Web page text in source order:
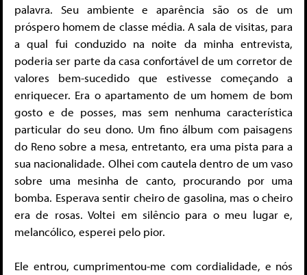
palavra. Seu ambiente e aparência são os de um
próspero homem de classe média. A sala de visitas, para
a qual fui conduzido na noite da minha entrevista,
poderia ser parte da casa confortável de um corretor de
valores bem-sucedido que estivesse começando a
enriquecer. Era o apartamento de um homem de bom
gosto e de posses, mas sem nenhuma característica
particular do seu dono. Um fino álbum com paisagens
do Reno sobre a mesa, entretanto, era uma pista para a
sua nacionalidade. Olhei com cautela dentro de um vaso
sobre uma mesinha de canto, procuran­do por uma
bomba. Esperava sentir cheiro de gasolina, mas o cheiro
era de rosas. Voltei em silêncio para o meu lugar e,
melancólico, esperei pelo pior.
Ele entrou, cumprimentou-me com cordialidade, e nós